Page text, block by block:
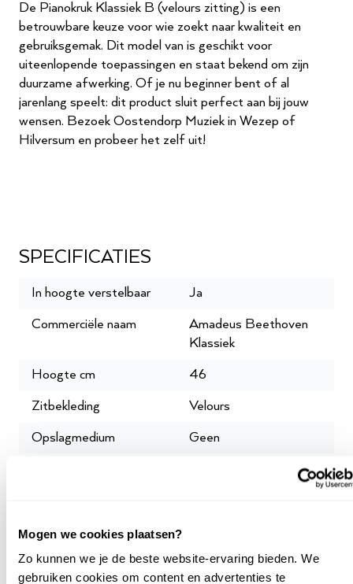
Mogen we cookies plaatsen?
Zo kunnen we je de beste website-ervaring bieden. We
gebruiken cookies om content en advertenties te
De Pianokruk Klassiek B (velours zitting) is een
betrouwbare keuze voor wie zoekt naar kwaliteit en
gebruiksgemak. Dit model van is geschikt voor
uiteenlopende toepassingen en staat bekend om zijn
duurzame afwerking. Of je nu beginner bent of al
jarenlang speelt: dit product sluit perfect aan bij jouw
wensen. Bezoek Oostendorp Muziek in Wezep of
Hilversum en probeer het zelf uit!
SPECIFICATIES
In hoogte verstelbaar
Ja
Commerciële naam
Amadeus Beethoven
Klassiek
Hoogte cm
46
Zitbekleding
Velours
Opslagmedium
Geen
10